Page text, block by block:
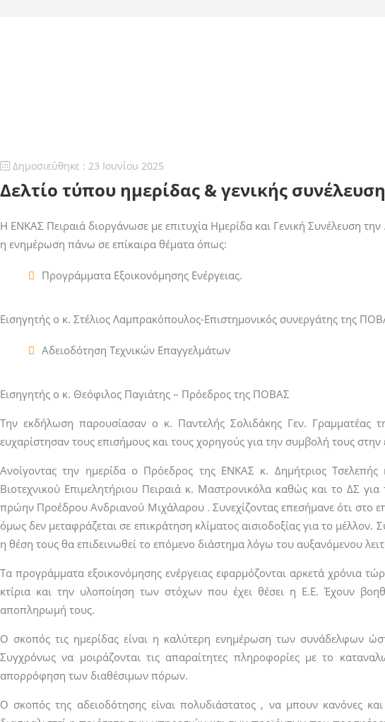
Δημοσιεύθηκε : 23 Ιουνίου 2025
Δελτίο τύπου ημερίδας & γενικής
Η ΕΝΚΑΣ Πειραιά διοργάνωσε με επιτυχία Ημερίδα και Γενική Συνέλευση
η ενημέρωση πάνω σε επίκαιρα θέματα όπως:
Προγράμματα Εξοικονόμησης Ενέργειας.
Εισηγητής ο κ. Στέλιος Λαμπρακόπουλος-Επιστημονικός συνεργάτης της
Αδειοδότηση Τεχνικών Επαγγελμάτων
Εισηγητής ο κ. Θεόφιλος Παγιάτης – Πρόεδρος της ΠΟΒΑΣ
Την εκδήλωση παρουσίασαν ο κ. Παντελής Σολιδάκης Γεν.
ευχαρίστησαν τους επισήμους και τους χορηγούς για την συμβολή τους
Ανοίγοντας την ημερίδα ο Πρόεδρος της ΕΝΚΑΣ κ. Δημήτριος
Βιοτεχνικού Επιμελητήριου Πειραιά κ. Μαστρονικόλα καθώς και το ΔΣ
πρώην Προέδρου Ανδριανού Μιχάλαρου . Συνεχίζοντας επεσήμανε ότι στο
όμως δεν μεταφράζεται σε επικράτηση κλίματος αισιοδοξίας για το μέλλον.
η θέση τους θα επιδεινωθεί το επόμενο διάστημα λόγω του αυξανόμενου
Τα προγράμματα εξοικονόμησης ενέργειας εφαρμόζονται αρκετά χρόνια
κτίρια και την υλοποίηση των στόχων που έχει θέσει η Ε.Ε. Έχουν
αποπληρωμή τους.
Ο σκοπός τις ημερίδας είναι η καλύτερη ενημέρωση των συνάδελφων
Συγχρόνως να μοιράζονται τις απαραίτητες πληροφορίες με το
απορρόφηση των διαθέσιμων πόρων.
Ο σκοπός της αδειοδότησης είναι πολυδιάστατος , να μπουν κανόνες